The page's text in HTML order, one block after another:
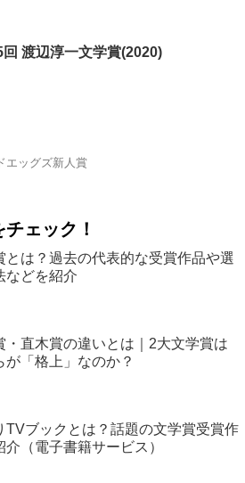
回 渡辺淳一文学賞(2020)
エッグズ新人賞
ェック！
とは？過去の代表的な受賞作品や選
などを紹介
・直木賞の違いとは｜2大文学賞は
が「格上」なのか？
TVブックとは？話題の文学賞受賞作
介（電子書籍サービス）